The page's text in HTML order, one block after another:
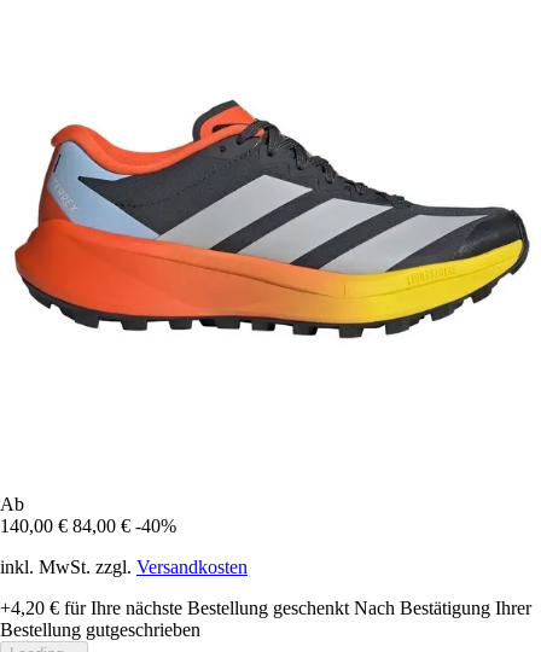
Ab
140,00 € 84,00 € -40%
inkl. MwSt. zzgl. Versandkosten
+4,20 € für Ihre nächste Bestellung geschenkt Nach Bestätigung Ihrer
Bestellung gutgeschrieben